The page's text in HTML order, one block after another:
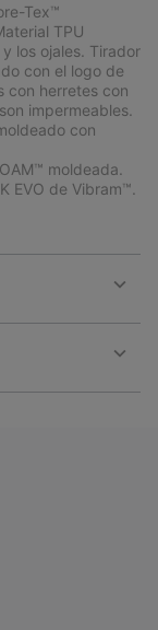
Tex™
TPU
los ojales. Tirador
con el logo de
con herretes con
impermeables.
con
moldeada.
EVO de Vibram™.
or
or